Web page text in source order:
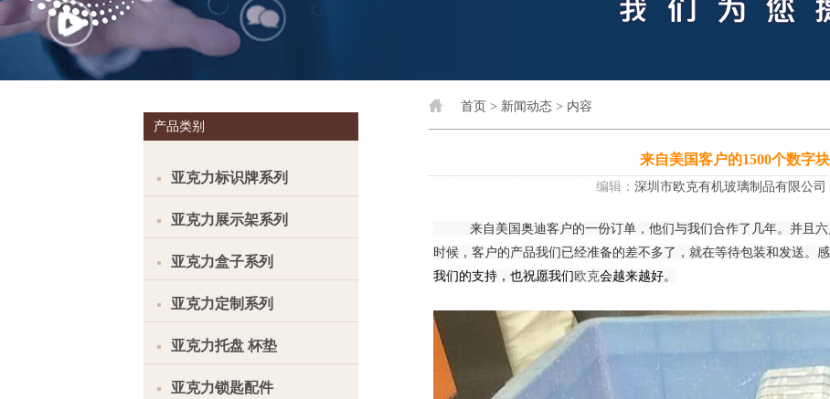
产品类别
亚克力标识牌系列
亚克力展示架系列
亚克力盒子系列
亚克力定制系列
亚克力托盘 杯垫
亚克力锁匙配件
首页 > 新闻动态 > 内容
来自美国客户的1500个数字
编辑： 深圳市欧克有机玻璃制品有限公司
来自美国奥迪客户的一份订单，他们与我们合作了几年。并且六月份的时候又下了一个大订单，而在七月份的
时候，客户的产品我们已经准备的差不多了，就在等待包装和发送。
我们的支持，也祝愿我们欧克会越来越好。